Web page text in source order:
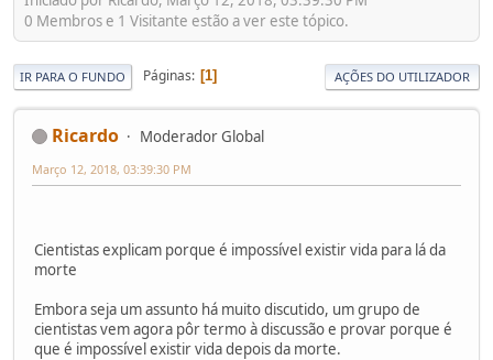
0 Membros e 1 Visitante estão a ver este tópico.
IR PARA O FUNDO Páginas 1 AÇÕES DO UTILIZADOR
Ricardo Moderador Global
Março 12, 2018, 03:39:30 PM
Cientistas explicam porque é impossível existir vida para lá da
morte
Embora seja um assunto há muito discutido, um grupo de
cientistas vem agora pôr termo à discussão e provar porque é
que é impossível existir vida depois da morte.